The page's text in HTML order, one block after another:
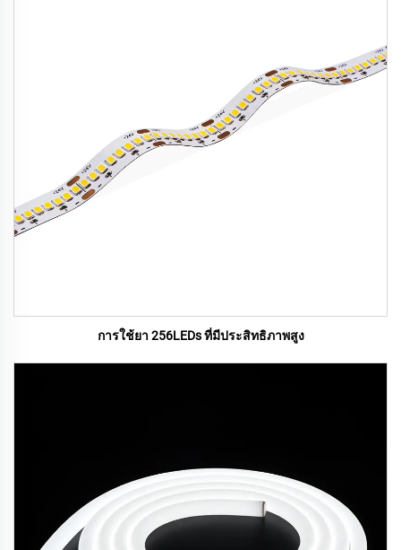
การใช้ยา 256LEDs ที่มีประสิทธิภาพสูง